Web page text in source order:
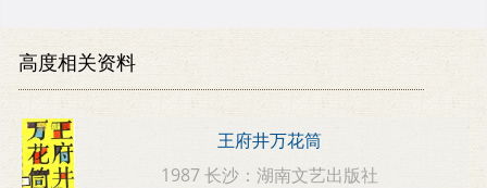
高度相关资料
王府井万花筒
1987 长沙：湖南文艺出版社